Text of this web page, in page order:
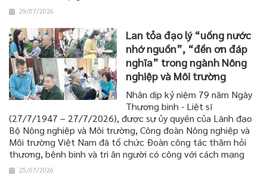
29/07/2026
Lan tỏa đạo lý “uống nước
nhớ nguồn”, “đền ơn đáp
nghĩa” trong ngành Nông
nghiệp và Môi trường
Nhân dịp kỷ niệm 79 năm Ngày
Thương binh - Liệt sĩ
(27/7/1947 – 27/7/2026), được sự ủy quyền của Lãnh đạo
Bộ Nông nghiệp và Môi trường, Công đoàn Nông nghiệp và
Môi trường Việt Nam đã tổ chức Đoàn công tác thăm hỏi
thương, bệnh binh và tri ân người có công với cách mạng
25/07/2026